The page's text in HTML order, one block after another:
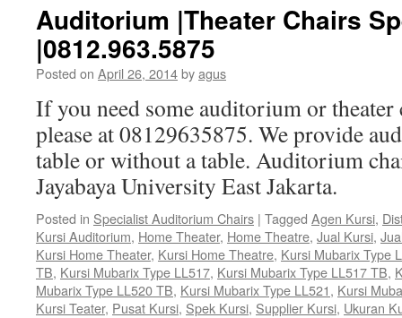
Auditorium |Theater Chairs
|0812.963.5875
Posted on April 26, 2014byagus
If you need some auditorium or theater
please at 08129635875. We provide
table or without a table. Auditorium
Jayabaya University East Jakarta.
Posted in Specialist Auditorium Chairs | Tagged Agen Kursi,
Kursi Auditorium, Home Theater, Home Theatre, Jual Kursi,
Kursi Home Theater, Kursi Home Theatre, Kursi Mubarix Type
TB, Kursi Mubarix Type LL517, Kursi Mubarix Type LL517 TB,
Mubarix Type LL520 TB, Kursi Mubarix Type LL521, Kursi
Kursi Teater, Pusat Kursi, Spek Kursi, Supplier Kursi, Ukuran